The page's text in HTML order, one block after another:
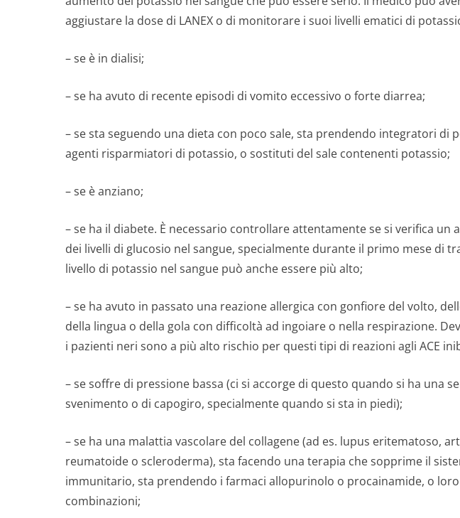
aggiustare la dose di LANEX o di monitorare i suoi livelli ematici di
– se è in dialisi;
– se ha avuto di recente episodi di vomito eccessivo o forte diarrea;
– se sta seguendo una dieta con poco sale, sta prendendo integratori di
agenti risparmiatori di potassio, o sostituti del sale contenenti potassio;
– se è anziano;
– se ha il diabete. È necessario controllare attentamente se si verifica un
dei livelli di glucosio nel sangue, specialmente durante il primo mese di
livello di potassio nel sangue può anche essere più alto;
– se ha avuto in passato una reazione allergica con gonfiore del volto,
della lingua o della gola con difficoltà ad ingoiare o nella respirazione.
i pazienti neri sono a più alto rischio per questi tipi di reazioni agli ACE
– se soffre di pressione bassa (ci si accorge di questo quando si ha una
svenimento o di capogiro, specialmente quando si sta in piedi);
– se ha una malattia vascolare del collagene (ad es. lupus eritematoso,
reumatoide o scleroderma), sta facendo una terapia che sopprime il
immunitario, sta prendendo i farmaci allopurinolo o procainamide, o loro
combinazioni;